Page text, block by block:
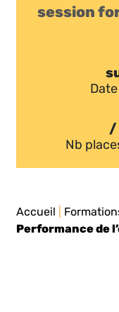
session
/
Nb
Accueil
Performance de